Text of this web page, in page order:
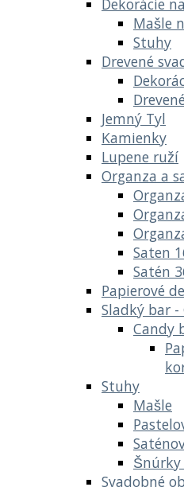
Dekorácie
Mašle
Stuhy
Drevené
Jemný Tyl
Kamienky
Lupene ruží
Organza a
Saten
Satén
Papierové
Sladký bar
Candy
Stuhy
Mašle
Šnúrky
Svadobné